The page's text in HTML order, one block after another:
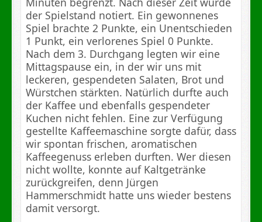
der Spielstand notiert. Ein gewonnenes
Spiel brachte 2 Punkte, ein Unentschieden
1 Punkt, ein verlorenes Spiel 0 Punkte.
Nach dem 3. Durchgang legten wir eine
Mittagspause ein, in der wir uns mit
leckeren, gespendeten Salaten, Brot und
Würstchen stärkten. Natürlich durfte auch
der Kaffee und ebenfalls gespendeter
Kuchen nicht fehlen. Eine zur Verfügung
gestellte Kaffeemaschine sorgte dafür, dass
wir spontan frischen, aromatischen
Kaffeegenuss erleben durften. Wer diesen
nicht wollte, konnte auf Kaltgetränke
zurückgreifen, denn Jürgen
Hammerschmidt hatte uns wieder bestens
damit versorgt.